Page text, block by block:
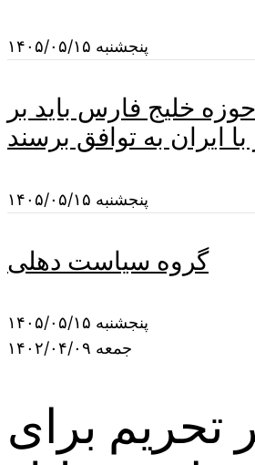
پنجشنبه ۱۴۰۵/۰۵/۱۵
خلیج فارس باید بر
پنجشنبه ۱۴۰۵/۰۵/۱۵
گروه سیاست دهلی
پنجشنبه ۱۴۰۵/۰۵/۱۵
جمعه ۱۴۰۲/۰۴/۰۹
تحریم برای